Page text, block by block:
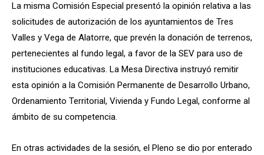
La misma Comisión Especial presentó la opinión relativa a las
solicitudes de autorización de los ayuntamientos de Tres
Valles y Vega de Alatorre, que prevén la donación de terrenos,
pertenecientes al fundo legal, a favor de la SEV para uso de
instituciones educativas. La Mesa Directiva instruyó remitir
esta opinión a la Comisión Permanente de Desarrollo Urbano,
Ordenamiento Territorial, Vivienda y Fundo Legal, conforme al
ámbito de su competencia.
En otras actividades de la sesión, el Pleno se dio por enterado